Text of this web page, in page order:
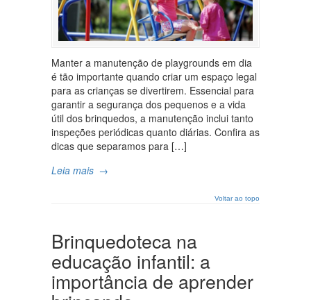
Manter a manutenção de playgrounds em dia
é tão importante quando criar um espaço legal
para as crianças se divertirem. Essencial para
garantir a segurança dos pequenos e a vida
útil dos brinquedos, a manutenção inclui tanto
inspeções periódicas quanto diárias. Confira as
dicas que separamos para […]
Leia mais →
Voltar ao topo
Brinquedoteca na
educação infantil: a
importância de aprender